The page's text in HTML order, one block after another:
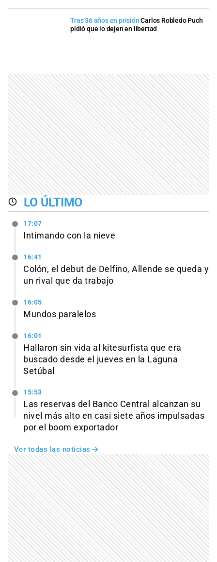
Tras 36 años en prisión Carlos Robledo Puch
pidió que lo dejen en libertad
LO ÚLTIMO
17:07
Intimando con la nieve
16:41
Colón, el debut de Delfino, Allende se queda y
un rival que da trabajo
16:05
Mundos paralelos
16:01
Hallaron sin vida al kitesurfista que era
buscado desde el jueves en la Laguna
Setúbal
15:53
Las reservas del Banco Central alcanzan su
nivel más alto en casi siete años impulsadas
por el boom exportador
Ver todas las noticias